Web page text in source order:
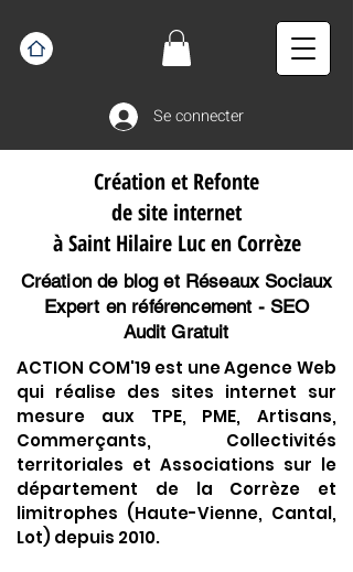
Se connecter
Création et Refonte
de site internet
à Saint Hilaire Luc en Corrèze
Création de blog et Réseaux Sociaux
Expert en référencement - SEO
Audit Gratuit
ACTION COM'19 est une Agence Web
qui réalise des sites internet sur
mesure aux TPE, PME, Artisans,
Commerçants, Collectivités
territoriales et Associations sur le
département de la Corrèze et
limitrophes (Haute-Vienne, Cantal,
Lot) depuis 2010.